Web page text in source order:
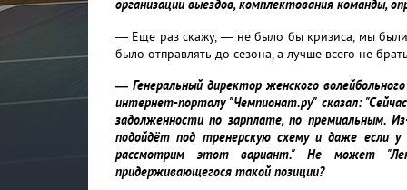
организации выездов, комплектования команды,
— Еще раз скажу, — не было бы кризиса, мы были
было отправлять до сезона, а лучше всего не
— Генеральный директор женского
интернет-порталу "Чемпионат.ру" сказал:
задолженности по зарплате, по премиальным.
подойдёт под тренерскую схему и даже если
рассмотрим этот вариант." Не может
придерживающегося такой позиции?